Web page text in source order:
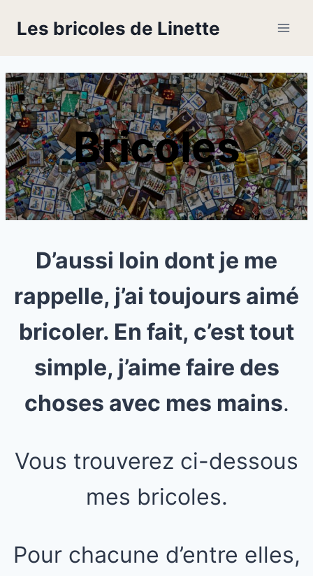
Les bricoles de Linette
Bricoles
D’aussi loin dont je me
rappelle, j’ai toujours aimé
bricoler. En fait, c’est tout
simple, j’aime faire des
choses avec mes mains.
Vous trouverez ci-dessous
mes bricoles.
Pour chacune d’entre elles,